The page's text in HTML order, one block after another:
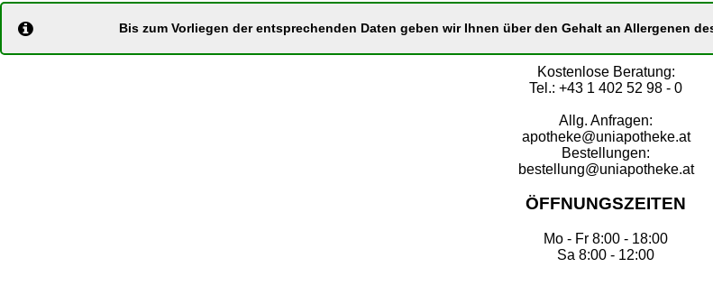
Bis zum Vorliegen der entsprechenden Daten geben wir Ihnen über den Gehalt an Allergenen
Kostenlose Beratung:
Tel.: +43 1 402 52 98 - 0
Allg. Anfragen:
apotheke@uniapotheke.at
Bestellungen:
bestellung@uniapotheke.at
ÖFFNUNGSZEITEN
Mo - Fr 8:00 - 18:00
Sa 8:00 - 12:00